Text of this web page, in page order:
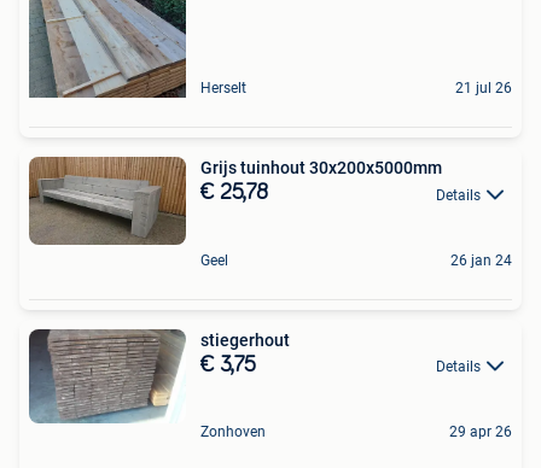
Herselt 21 jul 26
Grijs tuinhout 30x200x5000mm
€ 25,78 Details
Geel 26 jan 24
stiegerhout
€ 3,75 Details
Zonhoven 29 apr 26